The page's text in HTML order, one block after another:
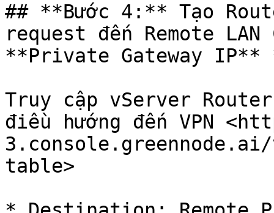
## **Bước 4:** Tạo
request đến Remote
**Private Gateway
Truy cập vServer
điều hướng đến VPN
table>